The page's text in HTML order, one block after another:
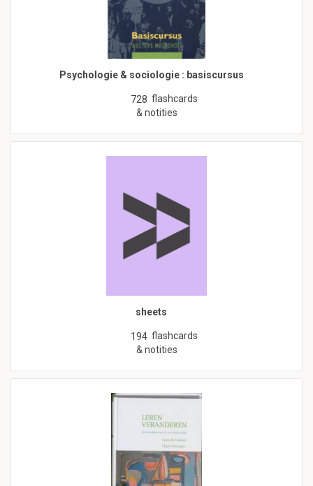
Psychologie & sociologie : basiscursus
728 flashcards
& notities
sheets
194 flashcards
& notities